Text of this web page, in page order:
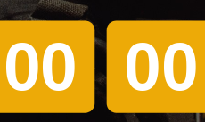
00 00